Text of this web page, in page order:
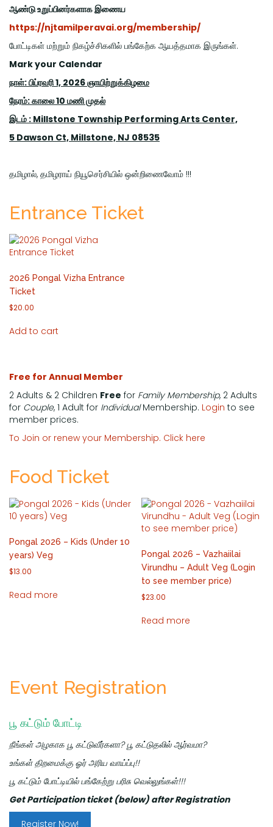
ஆண்டு உறுப்பினர்களாக இணைய
https://njtamilperavai.org/membership/
போட்டிகள் மற்றும் நிகழ்ச்சிகளில் பங்கேற்க ஆயத்தமாக இருங்கள்.
Mark your Calendar
நாள்: பிப்ரவரி 1, 2026 ஞாயிற்றுக்கிழமை
நேரம்: காலை 10 மணி முதல்
இடம் : Millstone Township Performing Arts Center,
5 Dawson Ct, Millstone, NJ 08535
தமிழால், தமிழராய் நியூசெர்சியில் ஒன்றிணைவோம் !!!
Entrance Ticket
2026 Pongal Vizha Entrance
Ticket
$20.00
Add to cart
Free for Annual Member
2 Adults & 2 Children Free for Family Membership, 2 Adults
for Couple, 1 Adult for IndividualMembership. Login to see
member prices.
To Join or renew your Membership. Click here
Food Ticket
Pongal 2026 – Kids (Under 10
years) Veg
$13.00
Read more
Pongal 2026 – Vazhaiilai
Virundhu – Adult Veg (Login
to see member price)
$23.00
Read more
Event Registration
பூ கட்டும் போட்டி
நீங்கள் அழகாக பூ கட்டுவீர்களா?பூ கட்டுதலில் ஆர்வமா?
உங்கள் திறமைக்கு ஓர் அரிய வாய்ப்பு!!
பூ கட்டும் போட்டியில் பங்கேற்று பரிசு வெல்லுங்கள்!!!
Get Participation ticket (below) after Registration
Register Now!